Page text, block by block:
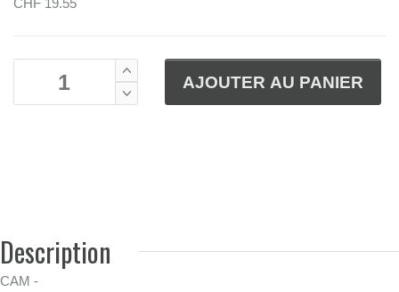
CHF 19.55
Description
CAM -